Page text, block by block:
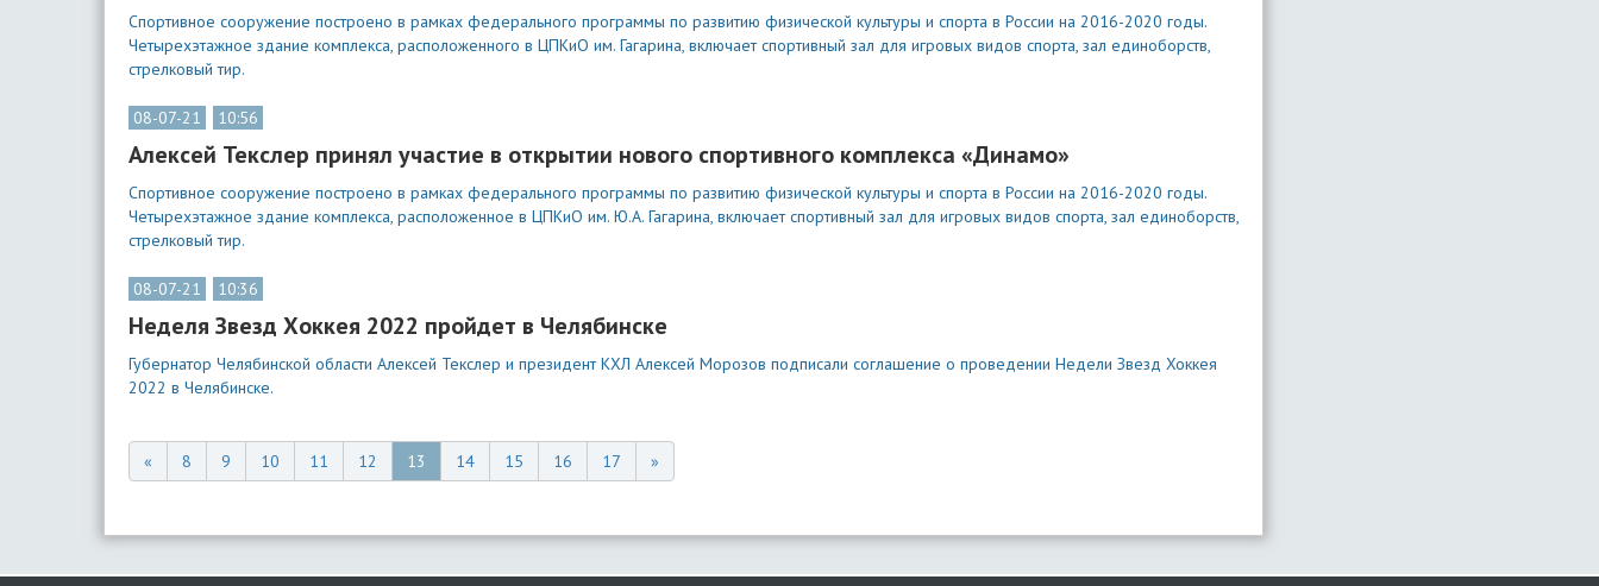
Спортивное сооружение построено в рамках федерального программы по развитию физической культуры и спорта в России на 2016-2020 годы.
Четырехэтажное здание комплекса, расположенного в ЦПКиО им. Гагарина, включает спортивный зал для игровых видов спорта, зал единоборств,
стрелковый тир.
08-07-21 10:56
Алексей Текслер принял участие в открытии нового спортивного комплекса «Динамо»
Спортивное сооружение построено в рамках федерального программы по развитию физической культуры и спорта в России на 2016-2020 годы.
Четырехэтажное здание комплекса, расположенное в ЦПКиО им. Ю.А. Гагарина, включает спортивный зал для игровых видов спорта, зал единоборств,
стрелковый тир.
08-07-21 10:36
Неделя Звезд Хоккея 2022 пройдет в Челябинске
Губернатор Челябинской области Алексей Текслер и президент КХЛ Алексей Морозов подписали соглашение о проведении Недели Звезд Хоккея
2022 в Челябинске.
« 8 9 10 11 12 13 14 15 16 17 »